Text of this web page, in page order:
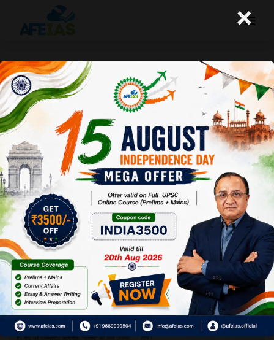
कुरुक्षेत्र : ई-लर्निंग के साथ भविष्य के लिए
कौशल विकास
Afeias 17 Aug 2024
To Download Click Here.
×